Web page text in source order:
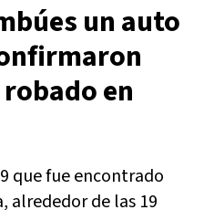
un auto
en
que fue encontrado
alrededor de las 19